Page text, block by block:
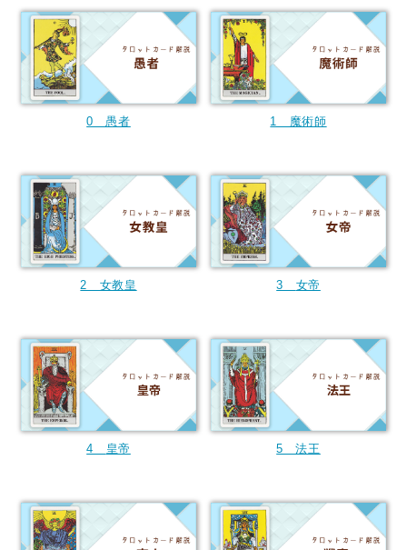
0 愚者 1 魔術師
2 女教皇 3 女帝
4 皇帝 5 法王